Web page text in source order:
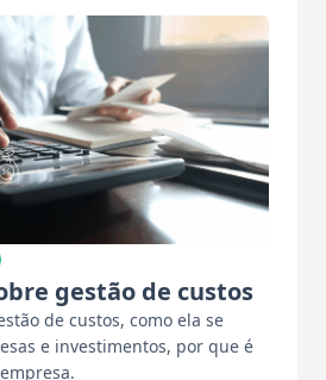
gestão de custos
de custos, como ela se
e investimentos, por que é